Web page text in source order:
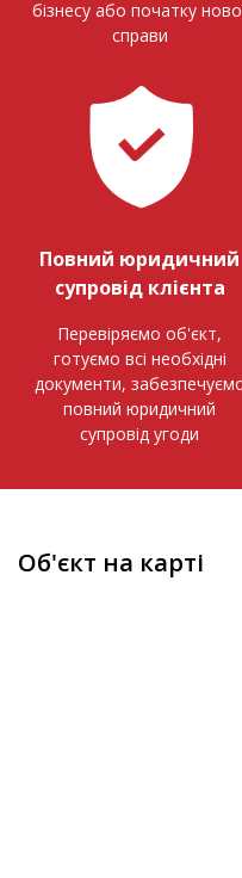
бізнесу або початку
справи
Повний юридичний
супровід клієнта
Перевіряємо об'єкт,
готуємо всі необхідні
документи,
повний юридичний
супровід угоди
Об'єкт на карті